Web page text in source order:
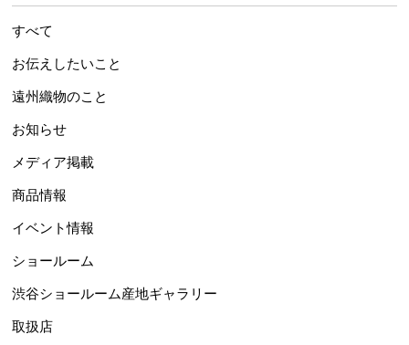
すべて
お伝えしたいこと
遠州織物のこと
お知らせ
メディア掲載
商品情報
イベント情報
ショールーム
渋谷ショールーム産地ギャラリー
取扱店